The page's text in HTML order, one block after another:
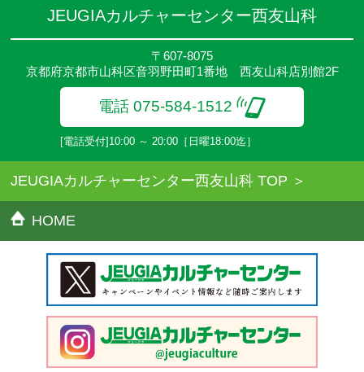
●講座は、月4回(週1回),月3回,2回,1回,臨時講座いろいろあります
のでご確認ください。
●参加人数が一定に満たない場合、体験や講座開講を中止または延
●その他、詳しい内容については、ご入会時にご説明をさせていた
だきます。
JEUGIAカルチャーセンター西友山科
〒607-8075
京都府京都市山科区音羽野田町1番地 西友山科店別館2F
電話 075-584-1512
[電話受付]10:00 ～ 20:00［日曜18:00迄］
JEUGIAカルチャーセンター西友山科 TOP
HOME